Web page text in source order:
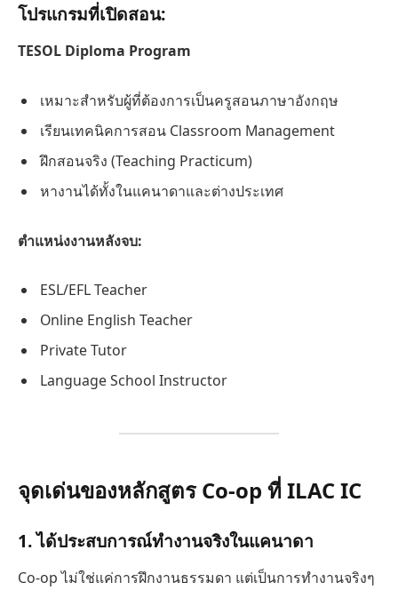
โปรแกรมที่เปิดสอน:
TESOL Diploma Program
เหมาะสำหรับผู้ที่ต้องการเป็นครูสอนภาษาอังกฤษ
เรียนเทคนิคการสอน Classroom Management
ฝึกสอนจริง (Teaching Practicum)
หางานได้ทั้งในแคนาดาและต่างประเทศ
ตำแหน่งงานหลังจบ:
ESL/EFL Teacher
Online English Teacher
Private Tutor
Language School Instructor
จุดเด่นของหลักสูตร Co-op ที่ ILAC IC
1. ได้ประสบการณ์ทำงานจริงในแคนาดา
Co-op ไม่ใช่แค่การฝึกงานธรรมดา แต่เป็นการทำงานจริงๆ